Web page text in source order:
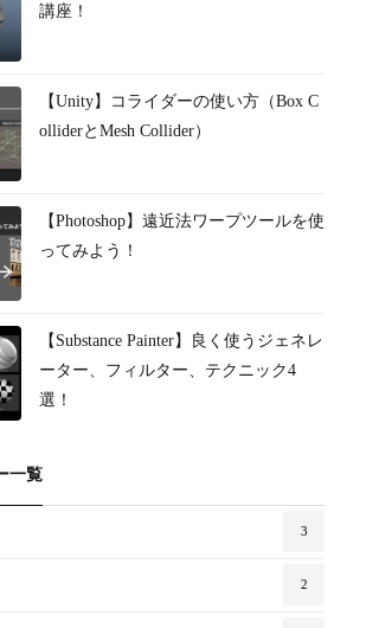
講座！
【Unity】コライダーの使い方（Box C
olliderとMesh Collider）
【Photoshop】遠近法ワープツールを使
ってみよう！
【Substance Painter】良く使うジェネレ
ーター、フィルター、テクニック4
選！
一覧
3
2